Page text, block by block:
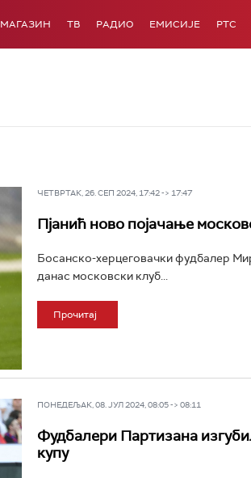
МАГАЗИН ТВ РАДИО ЕМИСИЈЕ РТС
ЧЕТВРТАК, 26. СЕП 2024, 17:42 -> 17:47
Пјанић ново појачање
Босанско-херцеговачки фудбалер
данас московски клуб...
Прочитај
ПОНЕДЕЉАК, 08. ЈУЛ 2024, 08:05 -> 08:11
Фудбалери Партизана
купу